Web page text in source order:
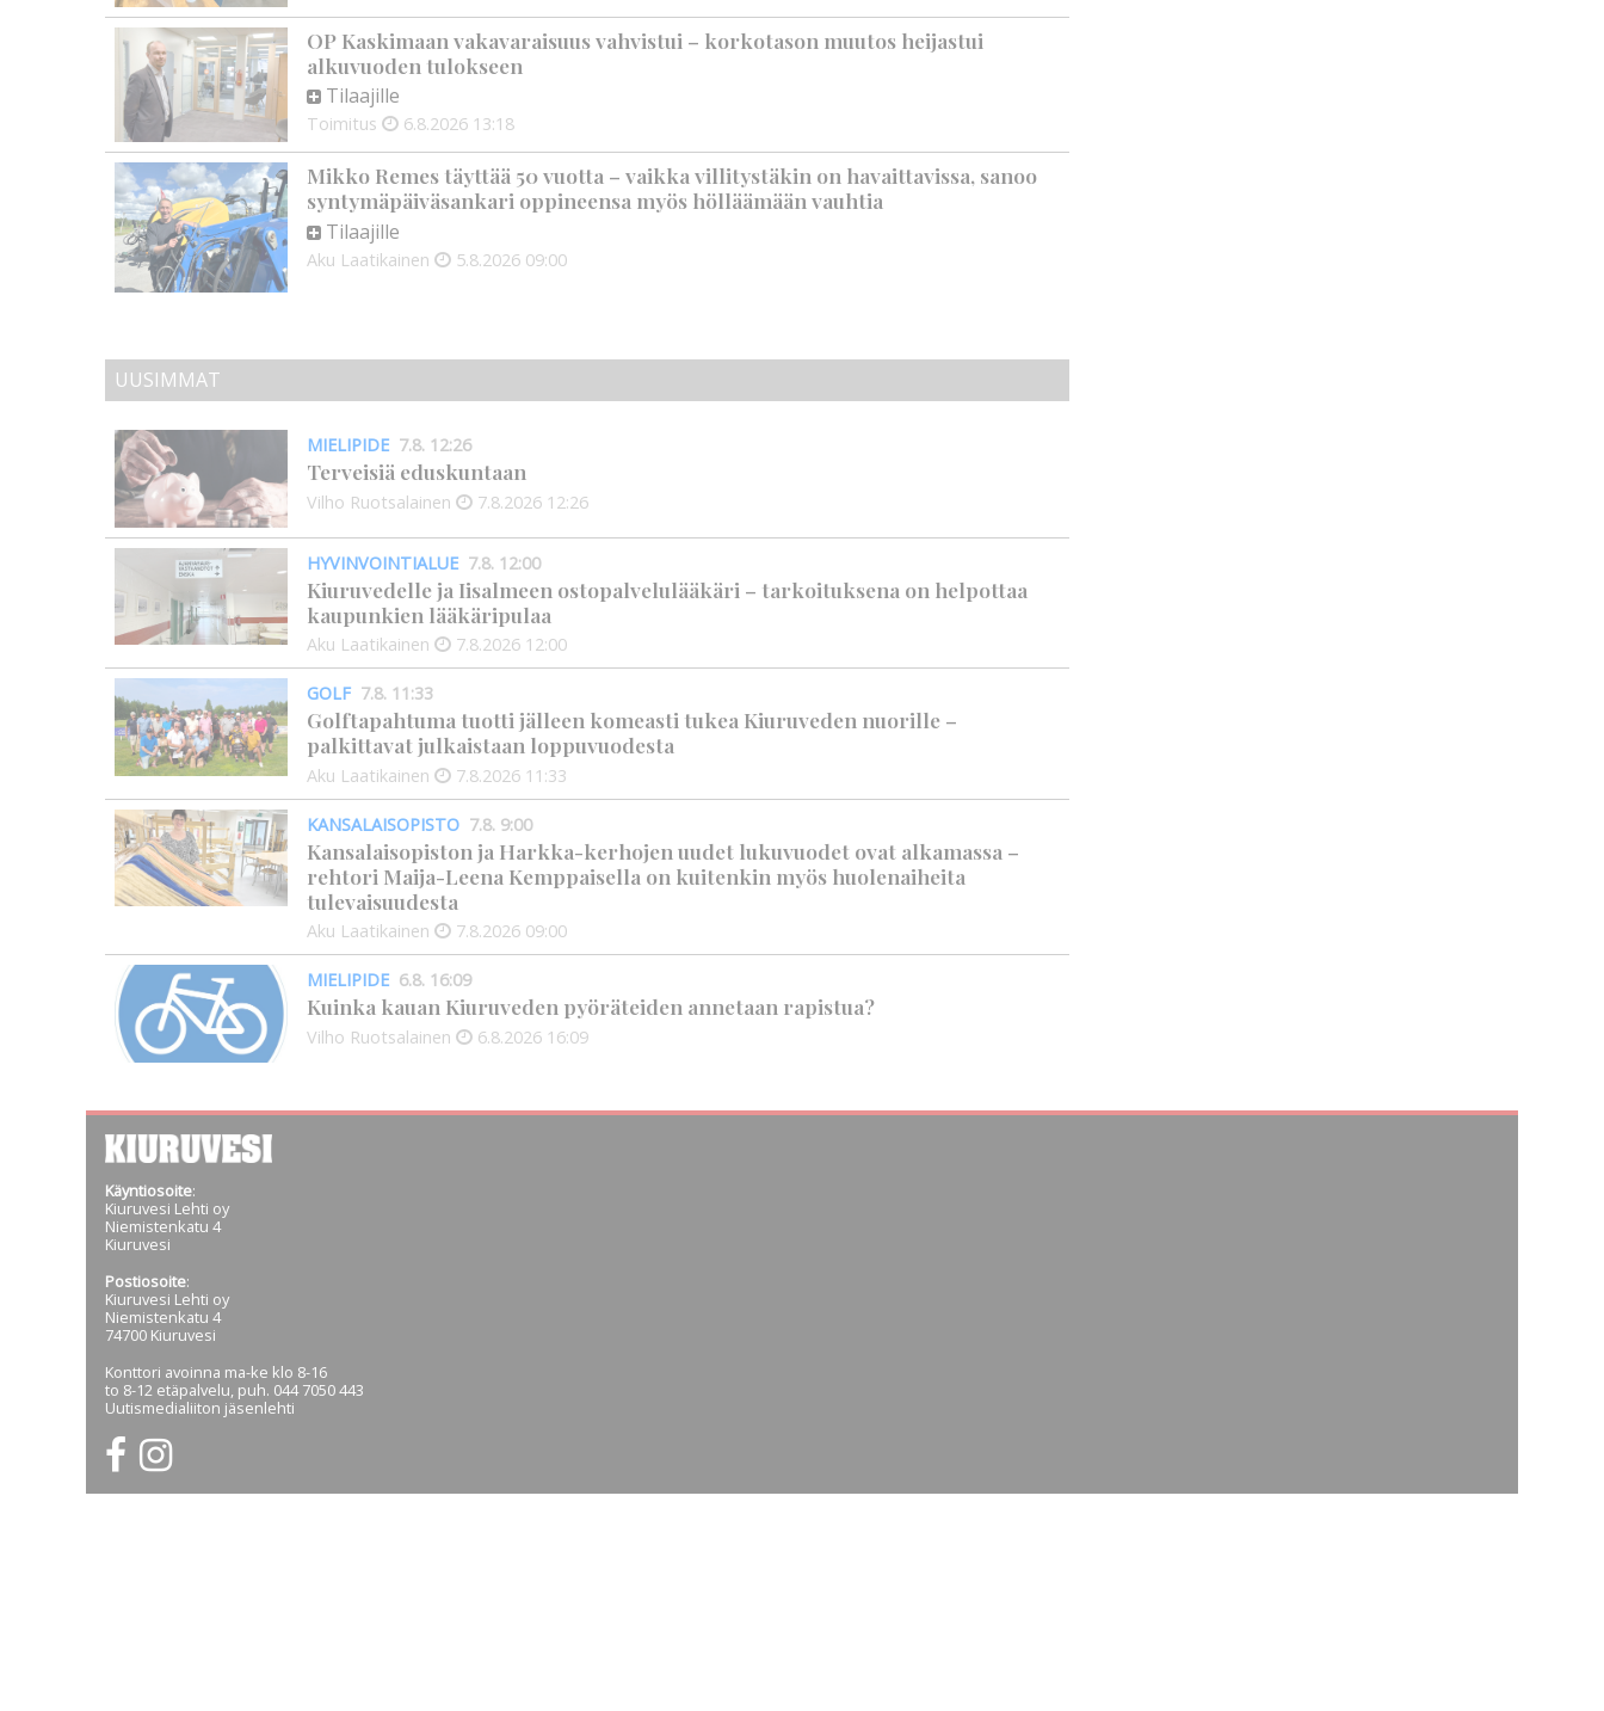
OP Kaskimaan vakavaraisuus vahvistui – korkotason muutos heijastui
alkuvuoden tulokseen
Tilaajille
Toimitus 6.8.2026 13:18
Mikko Remes täyttää 50 vuotta – vaikka villitystäkin on havaittavissa, sanoo
syntymäpäiväsankari oppineensa myös hölläämään vauhtia
Tilaajille
Aku Laatikainen 5.8.2026 09:00
UUSIMMAT
MIELIPIDE 7.8. 12:26
Terveisiä eduskuntaan
Vilho Ruotsalainen 7.8.2026 12:26
HYVINVOINTIALUE 7.8. 12:00
Kiuruvedelle ja Iisalmeen ostopalvelulääkäri – tarkoituksena on helpottaa
kaupunkien lääkäripulaa
Aku Laatikainen 7.8.2026 12:00
GOLF 7.8. 11:33
Golftapahtuma tuotti jälleen komeasti tukea Kiuruveden nuorille –
palkittavat julkaistaan loppuvuodesta
Aku Laatikainen 7.8.2026 11:33
KANSALAISOPISTO 7.8. 9:00
Kansalaisopiston ja Harkka-kerhojen uudet lukuvuodet ovat alkamassa –
rehtori Maija-Leena Kemppaisella on kuitenkin myös huolenaiheita
tulevaisuudesta
Aku Laatikainen 7.8.2026 09:00
MIELIPIDE 6.8. 16:09
Kuinka kauan Kiuruveden pyöräteiden annetaan rapistua?
Vilho Ruotsalainen 6.8.2026 16:09
Käyntiosoite:
Kiuruvesi Lehti oy
Niemistenkatu 4
Kiuruvesi
Postiosoite:
Kiuruvesi Lehti oy
Niemistenkatu 4
74700 Kiuruvesi
Konttori avoinna ma-ke klo 8-16
to 8-12 etäpalvelu, puh. 044 7050 443
Uutismedialiiton jäsenlehti